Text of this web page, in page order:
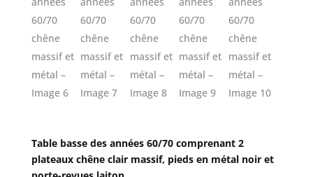
Table basse des années 60/70 comprenant 2
plateaux chêne clair massif, pieds en métal noir et